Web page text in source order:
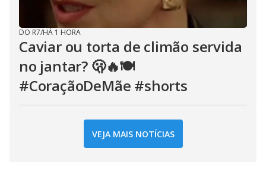
DO R7/HÁ 1 HORA
Caviar ou torta de climão servida
no jantar? 🫢🔥🍽️
#CoraçãoDeMãe #shorts
VEJA MAIS NOTÍCIAS